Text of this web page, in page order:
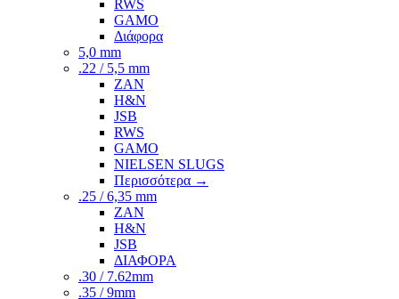
RWS
GAMO
Διάφορα
5,0 mm
.22 / 5,5 mm
ZAN
H&N
JSB
RWS
GAMO
NIELSEN SLUGS
Περισσότερα →
.25 / 6,35 mm
ZAN
H&N
JSB
ΔΙΑΦΟΡΑ
.30 / 7.62mm
.35 / 9mm